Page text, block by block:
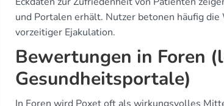
und Portalen erhält. Nutzer betonen häufig
vorzeitiger Ejakulation.
Bewertungen in Foren
Gesundheitsportale)